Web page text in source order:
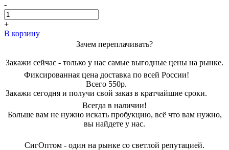
составляла
1400,00 ₽.
770,00 ₽.
-
+
В корзину
Зачем переплачивать?
Закажи сейчас - только у нас самые выгодные цены на рынке.
Фиксированная цена доставка по всей России!
Всего 550р.
Закажи сегодня и получи свой заказ в кратчайшие сроки.
Всегда в наличии!
Больше вам не нужно искать пробукцию, всё что вам нужно,
вы найдете у нас.
СигОптом - один на рынке со светлой репутацией.